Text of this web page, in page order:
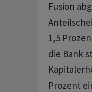
Fusion
1,5
die Bank
Prozent